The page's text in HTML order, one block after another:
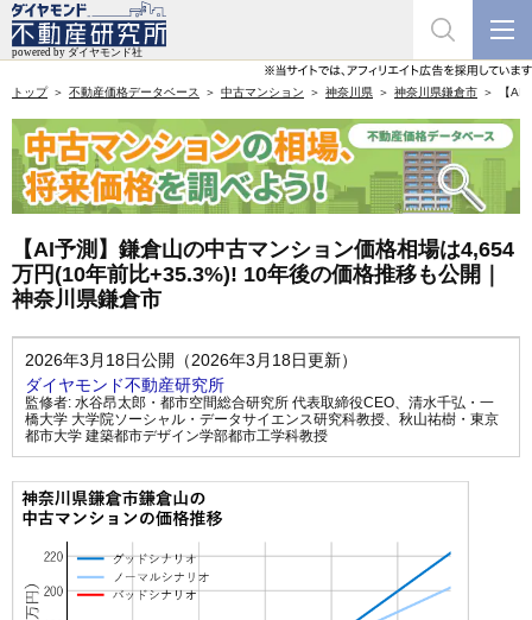
トップ 不動産価格データベース 中古マンション 神奈川県 神奈川県鎌倉市 【AI
【AI予測】鎌倉山の中古マンション価格相場は4,654
万円(10年前比+35.3%)! 10年後の価格推移も公開｜
神奈川県鎌倉市
2026年3月18日公開（2026年3月18日更新）
ダイヤモンド不動産研究所
監修者: 水谷昂太郎・都市空間総合研究所 代表取締役CEO、 清水千弘・一
橋大学 大学院ソーシャル・データサイエンス研究科教授、 秋山祐樹・東京
都市大学 建築都市デザイン学部都市工学科教授